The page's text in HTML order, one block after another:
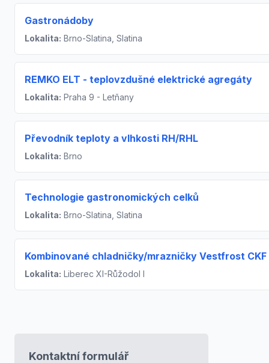
Gastronádoby
Lokalita: Brno-Slatina, Slatina
REMKO ELT - teplovzdušné elektrické agregáty
Lokalita: Praha 9 - Letňany
Převodník teploty a vlhkosti RH/RHL
Lokalita: Brno
Technologie gastronomických celků
Lokalita: Brno-Slatina, Slatina
Kombinované chladničky/mrazničky Vestfrost CKF
Lokalita: Liberec XI-Růžodol I
Kontaktní formulář